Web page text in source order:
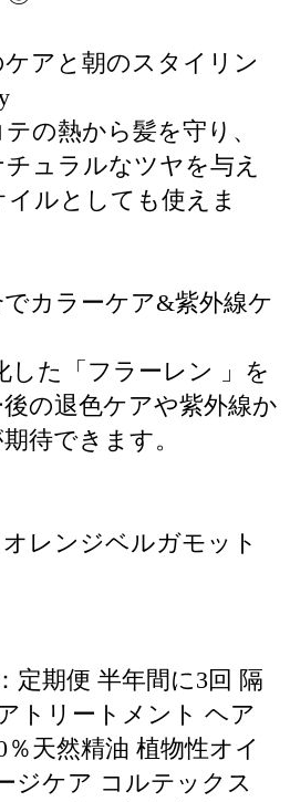
アと朝のスタイリン
の熱から髪を守り、
ュラルなツヤを与え
ルとしても使えま
カラーケア&紫外線ケ
た「フラーレン 」を
の退色ケアや紫外線か
待できます。
レンジベルガモット
定期便 半年間に3回 隔
トリートメント ヘア
天然精油 植物性オイ
ジケア コルテックス